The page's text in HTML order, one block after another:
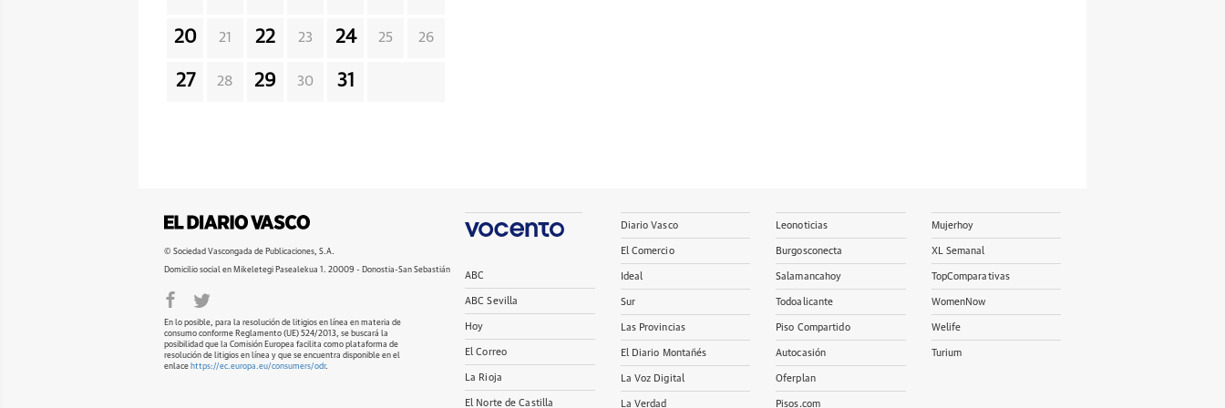
20 21 22 23 24 25 26
27 28 29 30 31
© Sociedad Vascongada de Publicaciones, S.A.
Domicilio social en Mikeletegi Pasealekua 1. 20009 - Donostia-San Sebastián
En lo posible, para la resolución de litigios en línea en materia de
consumo conforme Reglamento (UE) 524/2013, se buscará la
posibilidad que la Comisión Europea facilita como plataforma de
resolución de litigios en línea y que se encuentra disponible en el
enlace https://ec.europa.eu/consumers/odr.
ABC
ABC Sevilla
Hoy
El Correo
La Rioja
El Norte de Castilla
Diario Vasco
El Comercio
Ideal
Sur
Las Provincias
El Diario Montañés
La Voz Digital
La Verdad
Leonoticias
Burgosconecta
Salamancahoy
Todoalicante
Piso Compartido
Autocasión
Oferplan
Pisos.com
Mujerhoy
XL Semanal
TopComparativas
WomenNow
Welife
Turium